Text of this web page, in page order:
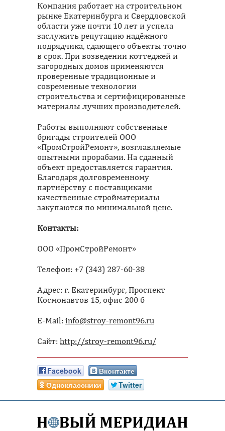
Компания работает на строительном
рынке Екатеринбурга и Свердловской
области уже почти 10 лет и успела
заслужить репутацию надёжного
подрядчика, сдающего объекты точно
в срок. При возведении коттеджей и
загородных домов применяются
проверенные традиционные и
современные технологии
строительства и сертифицированные
материалы лучших производителей.
Работы выполняют собственные
бригады строителей ООО
«ПромСтройРемонт», возглавляемые
опытными прорабами. На сданный
объект предоставляется гарантия.
Благодаря долговременному
партнёрству с поставщиками
качественные стройматериалы
закупаются по минимальной цене.
Контакты:
ООО «ПромСтройРемонт»
Телефон: +7 (343) 287-60-38
Адрес: г. Екатеринбург, Проспект
Космонавтов 15, офис 200 б
E-Mail: info@stroy-remont96.ru
Сайт: http://stroy-remont96.ru/
Facebook
Вконтакте
Одноклассники
Twitter